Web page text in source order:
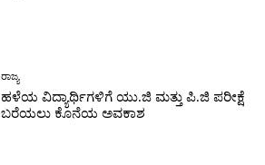
ರಾಜ್ಯ
ಹಳೆಯ ವಿದ್ಯಾರ್ಥಿಗಳಿಗೆ ಯು.ಜಿ ಮತ್ತು ಪಿ.ಜಿ ಪರೀಕ್ಷೆ
ಬರೆಯಲು ಕೊನೆಯ ಅವಕಾಶ